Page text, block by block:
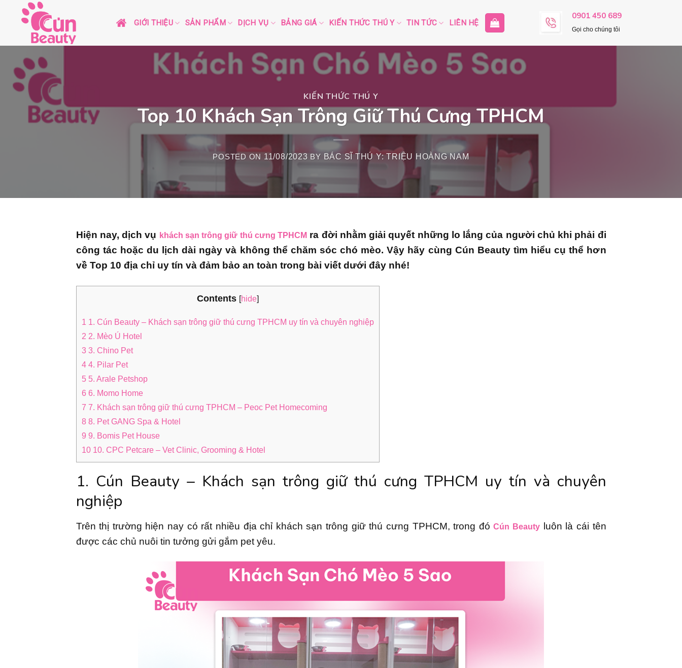
GIỚI THIỆU SẢN PHẨM DỊCH VỤ BẢNG GIÁ KIẾN THỨC THÚ Y TIN TỨC LIÊN HỆ
0901 450 689
Gọi cho chúng tôi
KIẾN THỨC THÚ Y
Top 10 Khách Sạn Trông Giữ Thú Cưng TPHCM
POSTED ON 11/08/2023 BY BÁC SĨ THÚ Y: TRIỆU HOÀNG NAM
Hiện nay, dịch vụ khách sạn trông giữ thú cưng TPHCM ra đời nhằm giải quyết những lo lắng của người chủ khi phải đi
công tác hoặc du lịch dài ngày và không thể chăm sóc chó mèo. Vậy hãy cùng Cún Beauty tìm hiểu cụ thể hơn
về Top 10 địa chỉ uy tín và đảm bảo an toàn trong bài viết dưới đây nhé!
Contents [hide]
1 1. Cún Beauty – Khách sạn trông giữ thú cưng TPHCM uy tín và chuyên nghiệp
2 2. Mèo Ú Hotel
33. Chino Pet
44. Pilar Pet
55. Arale Petshop
66. Momo Home
7 7. Khách sạn trông giữ thú cưng TPHCM – Peoc Pet Homecoming
88. Pet GANG Spa & Hotel
9 9. Bomis Pet House
1010. CPC Petcare – Vet Clinic, Grooming & Hotel
1. Cún Beauty – Khách sạn trông giữ thú cưng TPHCM uy tín và chuyên
nghiệp
Trên thị trường hiện nay có rất nhiều địa chỉ khách sạn trông giữ thú cưng TPHCM, trong đóCún Beauty
luôn là cái tên
được các chủ nuôi tin tưởng gửi gắm pet yêu.